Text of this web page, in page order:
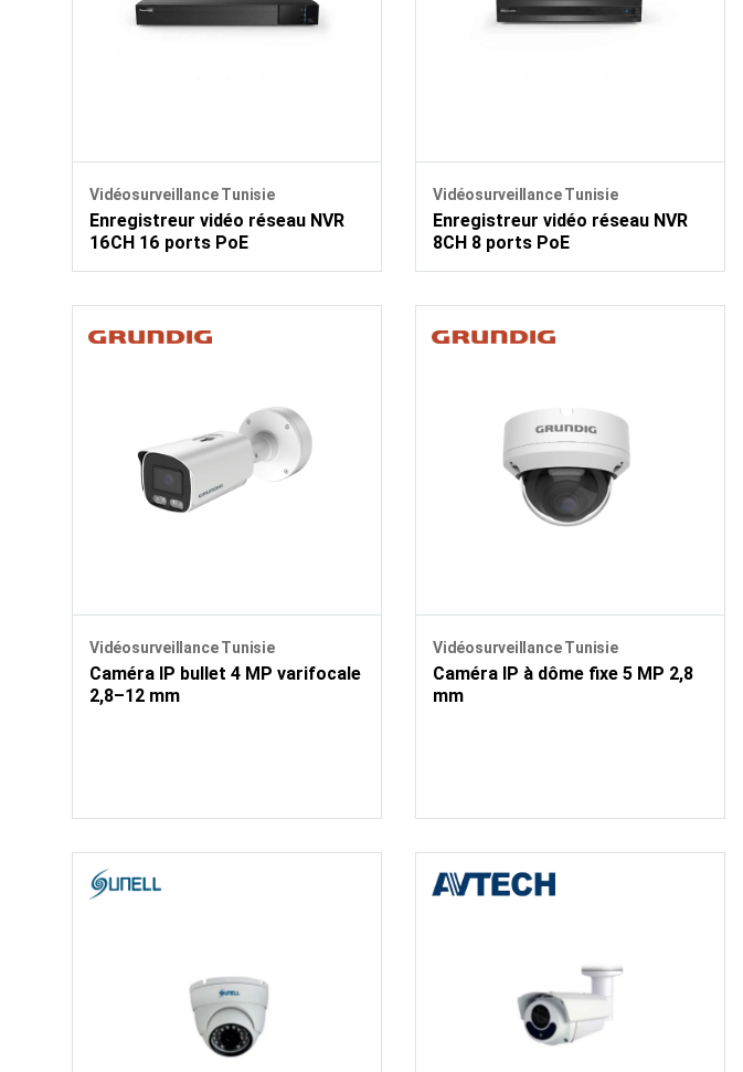
Vidéosurveillance Tunisie
Enregistreur vidéo réseau NVR
16CH 16 ports PoE
Vidéosurveillance Tunisie
Enregistreur vidéo réseau NVR
8CH 8 ports PoE
Vidéosurveillance Tunisie
Caméra IP bullet 4 MP varifocale
2,8–12 mm
Vidéosurveillance Tunisie
Caméra IP à dôme fixe 5 MP 2,8
mm